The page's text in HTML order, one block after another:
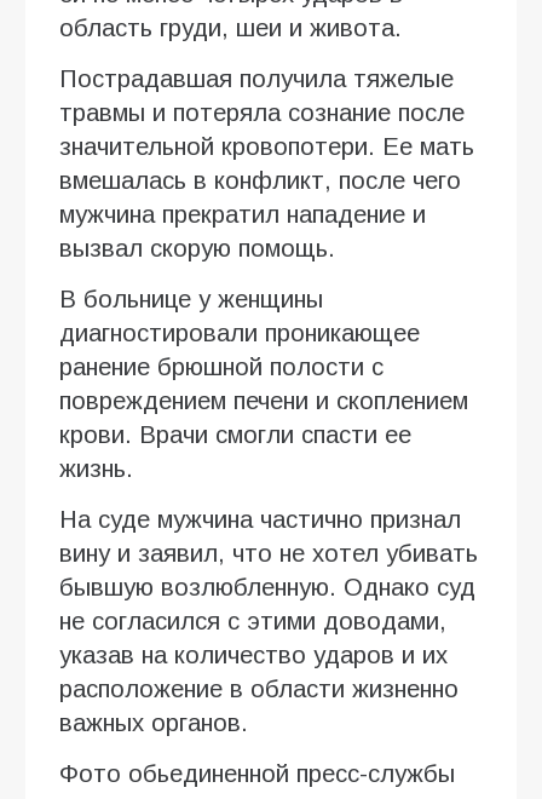
область груди, шеи и живота.
Пострадавшая получила тяжелые
травмы и потеряла сознание после
значительной кровопотери. Ее мать
вмешалась в конфликт, после чего
мужчина прекратил нападение и
вызвал скорую помощь.
В больнице у женщины
диагностировали проникающее
ранение брюшной полости с
повреждением печени и скоплением
крови. Врачи смогли спасти ее
жизнь.
На суде мужчина частично признал
вину и заявил, что не хотел убивать
бывшую возлюбленную. Однако суд
не согласился с этими доводами,
указав на количество ударов и их
расположение в области жизненно
важных органов.
Фото обьединенной пресс-службы